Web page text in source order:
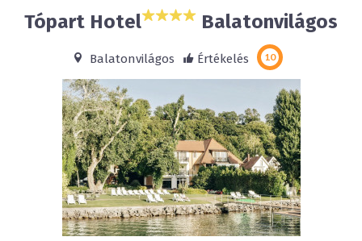
Tópart Hotel Balatonvilágos
Balatonvilágos Értékelés